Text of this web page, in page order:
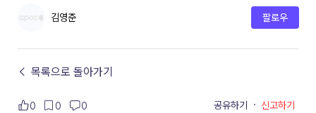
김영준 팔로우
← 목록으로 돌아가기
0 0 0 공유하기 · 신고하기